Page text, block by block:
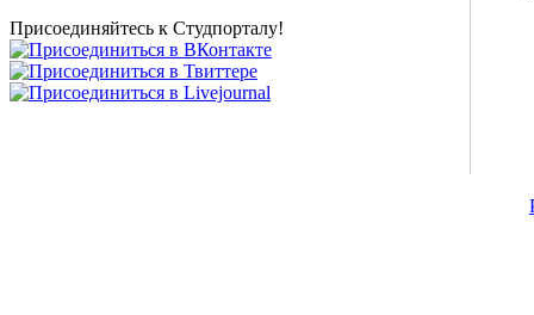
Присоединяйтесь к Студпорталу!